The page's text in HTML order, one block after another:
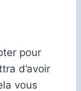
pour
d’avoir
vous